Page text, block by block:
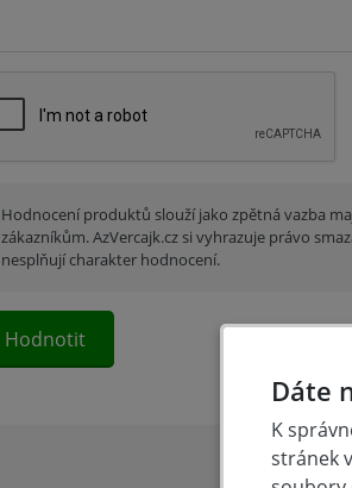
Hodnocení produktů slouží jako zpětná vazba
zákazníkům. AzVercajk.cz si vyhrazuje právo
nesplňují charakter hodnocení.
Dáte
K
stránek